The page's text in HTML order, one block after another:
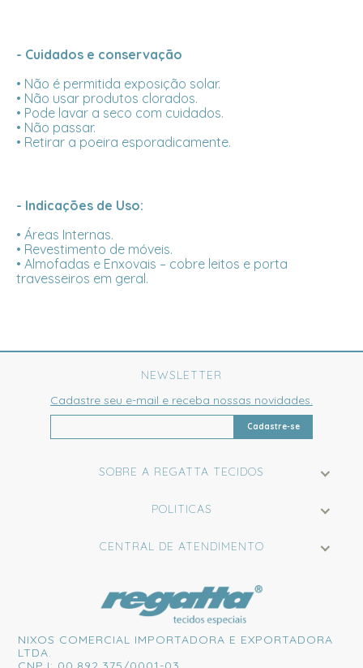
- Cuidados e conservação
• Não é permitida exposição solar.
• Não usar produtos clorados.
• Pode lavar a seco com cuidados.
• Não passar.
• Retirar a poeira esporadicamente.
- Indicações de Uso:
• Áreas Internas.
• Revestimento de móveis.
• Almofadas e Enxovais – cobre leitos e porta
travesseiros em geral.
SOBRE A REGATTA TECIDOS
POLITICAS
CENTRAL DE ATENDIMENTO
NEWSLETTER
Cadastre seu e-mail e receba nossas novidades.
Cadastre-se
NIXOS COMERCIAL IMPORTADORA E EXPORTADORA
LTDA.